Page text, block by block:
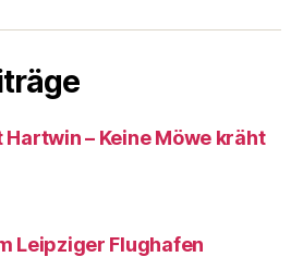
– Keine Möwe kräht
Leipziger Flughafen